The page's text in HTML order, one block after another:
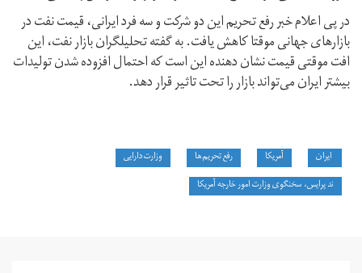
در پی اعلام خبر رفع تحریم این دو شرکت و سه فرد ایرانی، قیمت نفت در
بازارهای جهانی موقتا کاهش یافت. به گفته تحلیلگران بازار نفت، این
افت موقتی قیمت نشان دهنده این است که احتمال افزوده شدن تولیدات
بیشتر ایران می‌تواند بازار را تحت تاثیر قرار دهد.
ایران آمریکا رفع تحریم‌ها
وزارت دارایی
ند پرایس، سخنگوی وزارت امور خارجه آمریکا